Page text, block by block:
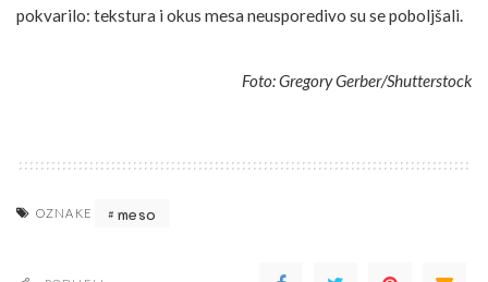
pokvarilo: tekstura i okus mesa neusporedivo su se poboljšali.
Foto: Gregory Gerber/Shutterstock
OZNAKE meso